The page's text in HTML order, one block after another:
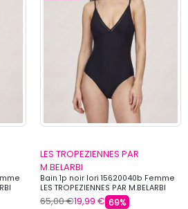
LES TROPEZIENNES PAR
M.BELARBI
Bain 1p noir lori 15620040b Femme
LES TROPEZIENNES PAR M.BELARBI
65,00 €19,99 € 69%